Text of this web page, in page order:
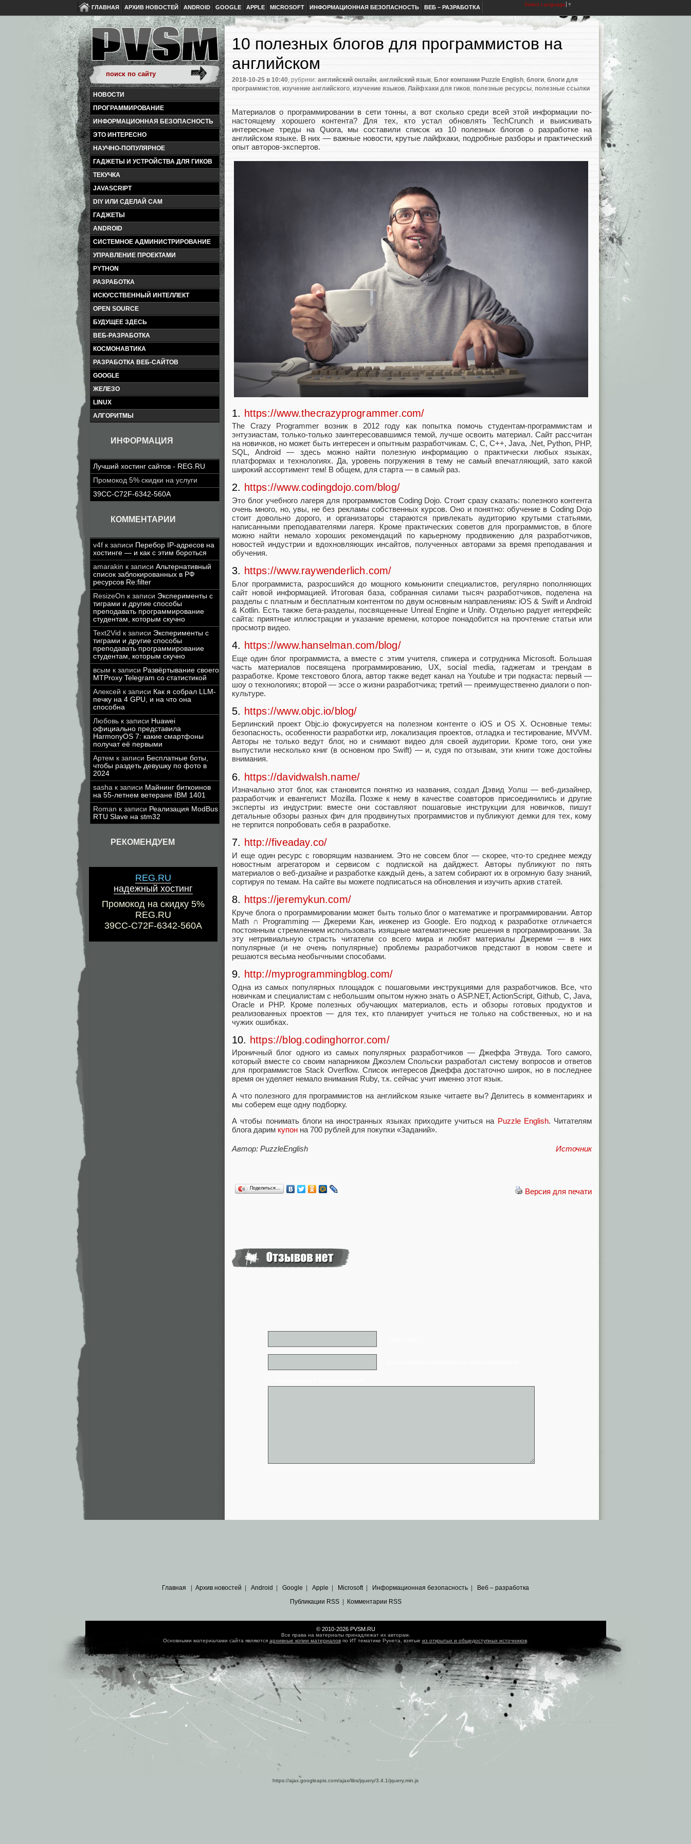
ГЛАВНАЯ АРХИВ НОВОСТЕЙ ANDROID GOOGLE APPLE MICROSOFT ИНФОРМАЦИОННАЯ БЕЗОПАСНОСТЬ ВЕБ – РАЗРАБОТКА Select Language ▼
НОВОСТИ
ПРОГРАММИРОВАНИЕ
ИНФОРМАЦИОННАЯ БЕЗОПАСНОСТЬ
ЭТО ИНТЕРЕСНО
НАУЧНО-ПОПУЛЯРНОЕ
ГАДЖЕТЫ И УСТРОЙСТВА ДЛЯ ГИКОВ
ТЕКУЧКА
JAVASCRIPT
DIY ИЛИ СДЕЛАЙ САМ
ГАДЖЕТЫ
ANDROID
СИСТЕМНОЕ АДМИНИСТРИРОВАНИЕ
УПРАВЛЕНИЕ ПРОЕКТАМИ
PYTHON
РАЗРАБОТКА
ИСКУССТВЕННЫЙ ИНТЕЛЛЕКТ
OPEN SOURCE
БУДУЩЕЕ ЗДЕСЬ
ВЕБ-РАЗРАБОТКА
КОСМОНАВТИКА
РАЗРАБОТКА ВЕБ-САЙТОВ
GOOGLE
ЖЕЛЕЗО
LINUX
АЛГОРИТМЫ
ИНФОРМАЦИЯ
Лучший хостинг сайтов - REG.RU
Промокод 5% скидки на услуги
39CC-C72F-6342-560A
КОММЕНТАРИИ
v4f к записи Перебор IP-адресов на
хостинге — и как с этим бороться
amarakin к записи Альтернативный
список заблокированных в РФ
ресурсов Re:filter
ResizeOn к записи Эксперименты с
тиграми и другие способы
преподавать программирование
студентам, которым скучно
Text2Vid к записи Эксперименты с
тиграми и другие способы
преподавать программирование
студентам, которым скучно
всым к записи Развёртывание своего
MTProxy Telegram со статистикой
Алексей к записи Как я собрал LLM-
печку на 4 GPU, и на что она
способна
Любовь к записи Huawei
официально представила
HarmonyOS 7: какие смартфоны
получат её первыми
Артем к записи Бесплатные боты,
чтобы раздеть девушку по фото в
2024
sasha к записи Майнинг биткоинов
на 55-летнем ветеране IBM 1401
Roman к записи Реализация ModBus
RTU Slave на stm32
РЕКОМЕНДУЕМ
REG.RU
надежный хостинг
Промокод на скидку 5%
REG.RU
39CC-C72F-6342-560A
10 полезных блогов для программистов на
английском
2018-10-25 в 10:40, рубрики: английский онлайн, английский язык, Блог компании Puzzle English, блоги, блоги для
программистов, изучение английского, изучение языков, Лайфхаки для гиков, полезные ресурсы, полезные ссылки
Материалов о программировании в сети тонны, а вот сколько среди всей этой информации по-
настоящему хорошего контента? Для тех, кто устал обновлять TechCrunch и выискивать
интересные треды на Quora, мы составили список из 10 полезных блогов о разработке на
английском языке. В них — важные новости, крутые лайфхаки, подробные разборы и практический
опыт авторов-экспертов.
1. https://www.thecrazyprogrammer.com/
The Crazy Programmer возник в 2012 году как попытка помочь студентам-программистам и
энтузиастам, только-только заинтересовавшимся темой, лучше освоить материал. Сайт рассчитан
на новичков, но может быть интересен и опытным разработчикам. C, C, C++, Java, .Net, Python, PHP,
SQL, Android — здесь можно найти полезную информацию о практически любых языках,
платформах и технологиях. Да, уровень погружения в тему не самый впечатляющий, зато какой
широкий ассортимент тем! В общем, для старта — в самый раз.
2. https://www.codingdojo.com/blog/
Это блог учебного лагеря для программистов Coding Dojo. Стоит сразу сказать: полезного контента
очень много, но, увы, не без рекламы собственных курсов. Оно и понятно: обучение в Coding Dojo
стоит довольно дорого, и организаторы стараются привлекать аудиторию крутыми статьями,
написанными преподавателями лагеря. Кроме практических советов для программистов, в блоге
можно найти немало хороших рекомендаций по карьерному продвижению для разработчиков,
новостей индустрии и вдохновляющих инсайтов, полученных авторами за время преподавания и
обучения.
3. https://www.raywenderlich.com/
Блог программиста, разросшийся до мощного комьюнити специалистов, регулярно пополняющих
сайт новой информацией. Итоговая база, собранная силами тысяч разработчиков, поделена на
разделы с платным и бесплатным контентом по двум основным направлениям: iOS & Swift и Android
& Kotlin. Есть также бета-разделы, посвященные Unreal Engine и Unity. Отдельно радует интерфейс
сайта: приятные иллюстрации и указание времени, которое понадобится на прочтение статьи или
просмотр видео.
4. https://www.hanselman.com/blog/
Еще один блог программиста, а вместе с этим учителя, спикера и сотрудника Microsoft. Большая
часть материалов посвящена программированию, UX, social media, гаджетам и трендам в
разработке. Кроме текстового блога, автор также ведет канал на Youtube и три подкаста: первый —
шоу о технологиях; второй — эссе о жизни разработчика; третий — преимущественно диалоги о поп-
культуре.
5. https://www.objc.io/blog/
Берлинский проект Objc.io фокусируется на полезном контенте о iOS и OS X. Основные темы:
безопасность, особенности разработки игр, локализация проектов, отладка и тестирование, MVVM.
Авторы не только ведут блог, но и снимают видео для своей аудитории. Кроме того, они уже
выпустили несколько книг (в основном про Swift) — и, судя по отзывам, эти книги тоже достойны
внимания.
6. https://davidwalsh.name/
Изначально этот блог, как становится понятно из названия, создал Дэвид Уолш — веб-дизайнер,
разработчик и евангелист Mozilla. Позже к нему в качестве соавторов присоединились и другие
эксперты из индустрии: вместе они составляют пошаговые инструкции для новичков, пишут
детальные обзоры разных фич для продвинутых программистов и публикуют демки для тех, кому
не терпится попробовать себя в разработке.
7. http://fiveaday.co/
И еще один ресурс с говорящим названием. Это не совсем блог — скорее, что-то среднее между
новостным агрегатором и сервисом с подпиской на дайджест. Авторы публикуют по пять
материалов о веб-дизайне и разработке каждый день, а затем собирают их в огромную базу знаний,
сортируя по темам. На сайте вы можете подписаться на обновления и изучить архив статей.
8. https://jeremykun.com/
Круче блога о программировании может быть только блог о математике и программировании. Автор
Math ∩ Programming — Джереми Кан, инженер из Google. Его подход к разработке отличается
постоянным стремлением использовать изящные математические решения в программировании. За
эту нетривиальную страсть читатели со всего мира и любят материалы Джереми — в них
популярные (и не очень популярные) проблемы разработчиков предстают в новом свете и
решаются весьма необычными способами.
9. http://myprogrammingblog.com/
Одна из самых популярных площадок с пошаговыми инструкциями для разработчиков. Все, что
новичкам и специалистам с небольшим опытом нужно знать о ASP.NET, ActionScript, Github, C, Java,
Oracle и PHP. Кроме полезных обучающих материалов, есть и обзоры готовых продуктов и
реализованных проектов — для тех, кто планирует учиться не только на собственных, но и на
чужих ошибках.
10. https://blog.codinghorror.com/
Ироничный блог одного из самых популярных разработчиков — Джеффа Этвуда. Того самого,
который вместе со своим напарником Джоэлем Спольски разработал систему вопросов и ответов
для программистов Stack Overflow. Список интересов Джеффа достаточно широк, но в последнее
время он уделяет немало внимания Ruby, т.к. сейчас учит именно этот язык.
А что полезного для программистов на английском языке читаете вы? Делитесь в комментариях и
мы соберем еще одну подборку.
А чтобы понимать блоги на иностранных языках приходите учиться на Puzzle English. Читателям
блога дарим купон на 700 рублей для покупки «Заданий».
Автор: PuzzleEnglish Источник
Версия для печати
Поделиться…
Главная Архив новостей Android Google Apple Microsoft| Информационная безопасность
Веб – разработка
Публикации RSS| Комментарии RSS
© 2010-2026 PVSM.RU
Все права на материалы принадлежат их авторам.
Основными материалами сайта являются архивные копии материаловпо ИТ тематике Рунета, взятые из открытых и общедоступных источников.
https://ajax.googleapis.com/ajax/libs/jquery/3.4.1/jquery.min.js